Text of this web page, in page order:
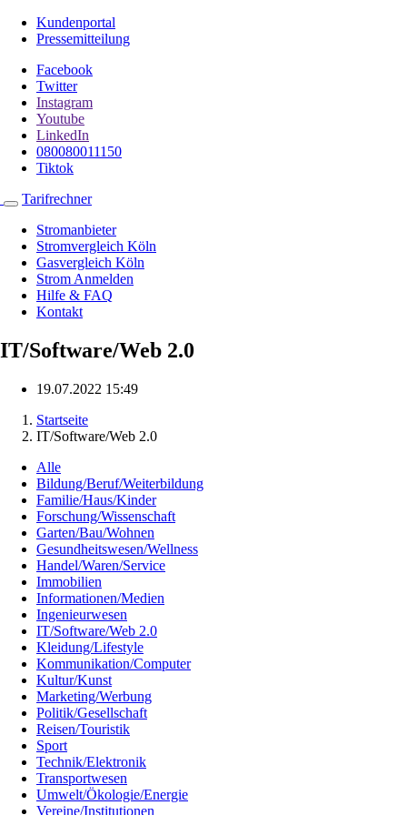
Kundenportal
Pressemitteilung
Facebook
Twitter
Instagram
Youtube
LinkedIn
080080011150
Tiktok
Tarifrechner
Stromanbieter
Stromvergleich Köln
Gasvergleich Köln
Strom Anmelden
Hilfe & FAQ
Kontakt
IT/Software/Web 2.0
19.07.2022 15:49
Startseite
IT/Software/Web 2.0
Alle
Bildung/Beruf/Weiterbildung
Familie/Haus/Kinder
Forschung/Wissenschaft
Garten/Bau/Wohnen
Gesundheitswesen/Wellness
Handel/Waren/Service
Immobilien
Informationen/Medien
Ingenieurwesen
IT/Software/Web 2.0
Kleidung/Lifestyle
Kommunikation/Computer
Kultur/Kunst
Marketing/Werbung
Politik/Gesellschaft
Reisen/Touristik
Sport
Technik/Elektronik
Transportwesen
Umwelt/Ökologie/Energie
Vereine/Institutionen